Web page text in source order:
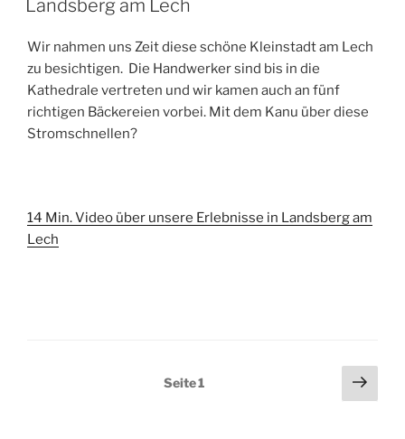
Landsberg am Lech
Wir nahmen uns Zeit diese schöne Kleinstadt am Lech
zu besichtigen. Die Handwerker sind bis in die
Kathedrale vertreten und wir kamen auch an fünf
richtigen Bäckereien vorbei. Mit dem Kanu über diese
Stromschnellen?
14 Min. Video über unsere Erlebnisse in Landsberg am
Lech
Seitennummerierung
Seite1